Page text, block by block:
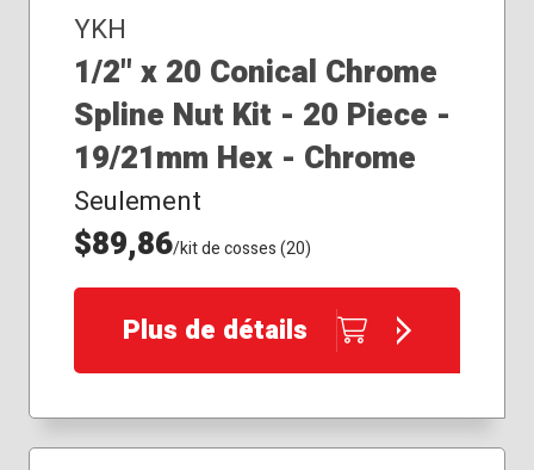
YKH
1/2" x 20 Conical Chrome
Spline Nut Kit - 20 Piece -
19/21mm Hex - Chrome
Seulement
$89,86/kit de cosses (20)
Plus de détails